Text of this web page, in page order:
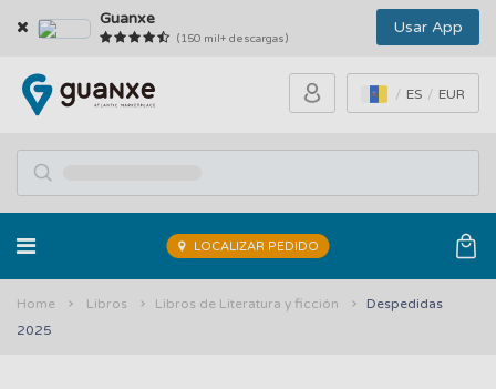
Guanxe
(150 mil+ descargas)
Usar App
ES EUR
LOCALIZAR PEDIDO
Home Libros Libros de Literatura y ficción
Despedidas
2025